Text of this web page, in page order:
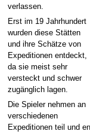
verlassen.
Erst im 19 Jahrhundert
wurden diese Stätten
und ihre Schätze von
Expeditionen entdeckt,
da sie meist sehr
versteckt und schwer
zugänglich lagen.
Die Spieler nehmen an
verschiedenen
Expeditionen teil und